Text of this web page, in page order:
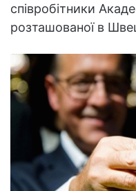
співробітники
розташованої в